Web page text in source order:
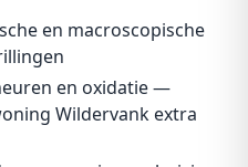
en macroscopische
en oxidatie —
Wildervank extra